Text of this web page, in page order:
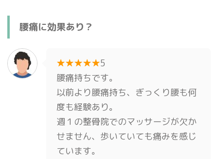
腰痛に効果あり？
★★★★★5
腰痛持ちです。
以前より腰痛持ち、ぎっくり腰も何
度も経験あり。
週１の整骨院でのマッサージが欠か
せません、歩いていても痛みを感じ
ています。